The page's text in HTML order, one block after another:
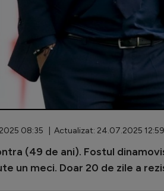
08:35 | Actualizat: 24.07.2025 12:59
(49 de ani). Fostul
un meci. Doar 20 de zile a